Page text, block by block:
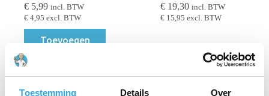
Toestemming Details Over
€ 5,99 incl. BTW
€ 4,95 excl. BTW
Toevoegen
€ 19,30 incl. BTW
€ 15,95 excl. BTW
Lees verder